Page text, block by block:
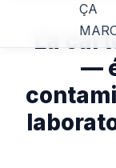
La
—
ÇA